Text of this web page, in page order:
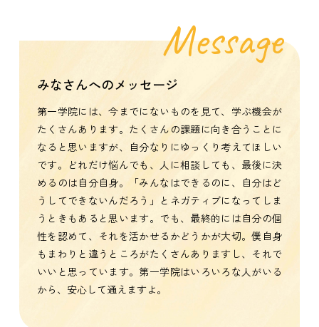
Message
みなさんへのメッセージ
第一学院には、今までにないものを見て、学ぶ機会が
たくさんあります。たくさんの課題に向き合うことに
なると思いますが、自分なりにゆっくり考えてほしい
です。どれだけ悩んでも、人に相談しても、最後に決
めるのは自分自身。「みんなはできるのに、自分はど
うしてできないんだろう」とネガティブになってしま
うときもあると思います。でも、最終的には自分の個
性を認めて、それを活かせるかどうかが大切。僕自身
もまわりと違うところがたくさんありますし、それで
いいと思っています。第一学院はいろいろな人がいる
から、安心して通えますよ。